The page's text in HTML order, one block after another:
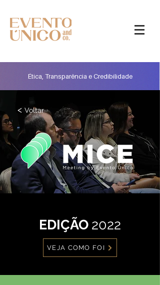
Ética, Transparência e Credibilidade
< Voltar
EDIÇÃO 2022
VEJA COMO FOI